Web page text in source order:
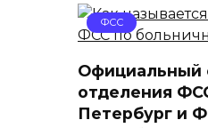
ФСС
Официальный
отделения
Петербург и